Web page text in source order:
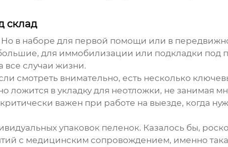
склад
Но в наборе для первой помощи или в
для иммобилизации или подкладки под
все случаи жизни.
смотреть внимательно, есть несколько
в укладку для неотложки, не занимая
важен при работе на выезде, когда
упаковок пеленок. Казалось бы,
с медицинским сопровождением, именно